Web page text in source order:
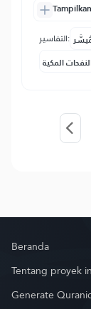
التفاسير:
المكية
Beranda
Tentang proyek
Generate